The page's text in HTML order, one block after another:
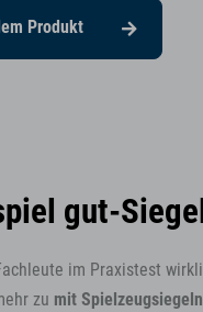
Produkt
gut-
im Praxistest
zu mit